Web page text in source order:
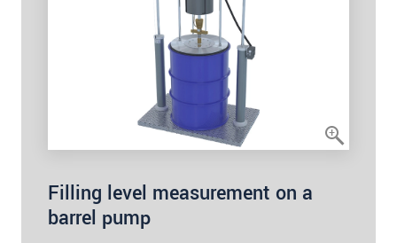
Filling level measurement on a
barrel pump